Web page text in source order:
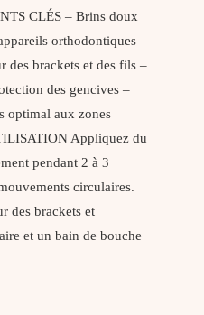
CLÉS – Brins doux
orthodontiques –
des brackets et des fils –
des gencives –
optimal aux zones
Appliquez du
pendant 2 à 3
circulaires.
des brackets et
et un bain de bouche